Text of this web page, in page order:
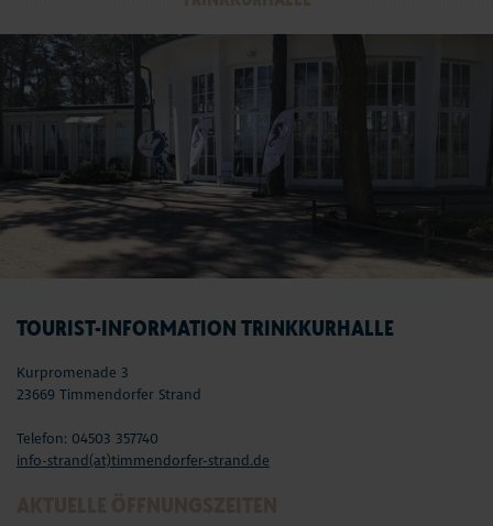
TOURIST-INFORMATION TRINKKURHALLE
Kurpromenade 3
23669 Timmendorfer Strand
Telefon: 04503 357740
info-strand(at)timmendorfer-strand.de